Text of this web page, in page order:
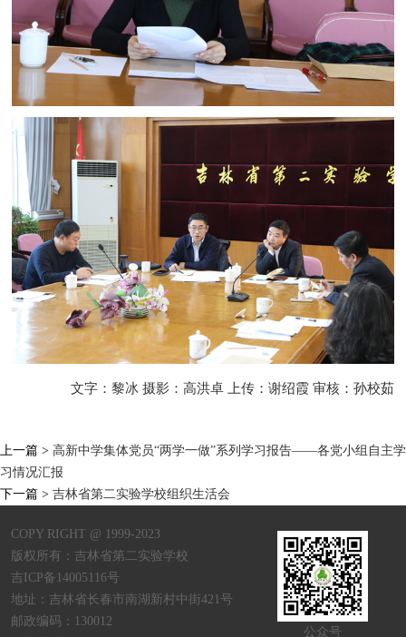
文字：黎冰 摄影：高洪卓 上传：谢绍霞 审核：孙校茹
上一篇 > 高新中学集体党员“两学一做”系列学习报告——各党小组自主学
习情况汇报
下一篇 > 吉林省第二实验学校组织生活会
COPY RIGHT @ 1999-2023
版权所有：吉林省第二实验学校
吉ICP备14005116号
地址：吉林省长春市南湖新村中街421号
邮政编码：130012
公众号